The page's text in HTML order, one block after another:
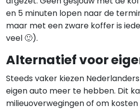
en 5 minuten lopen naar de
maar met een zware koffer is
veel 🙂).
Alternatief voor
Steeds vaker kiezen
eigen auto meer te hebben. Dit
milieuoverwegingen of om